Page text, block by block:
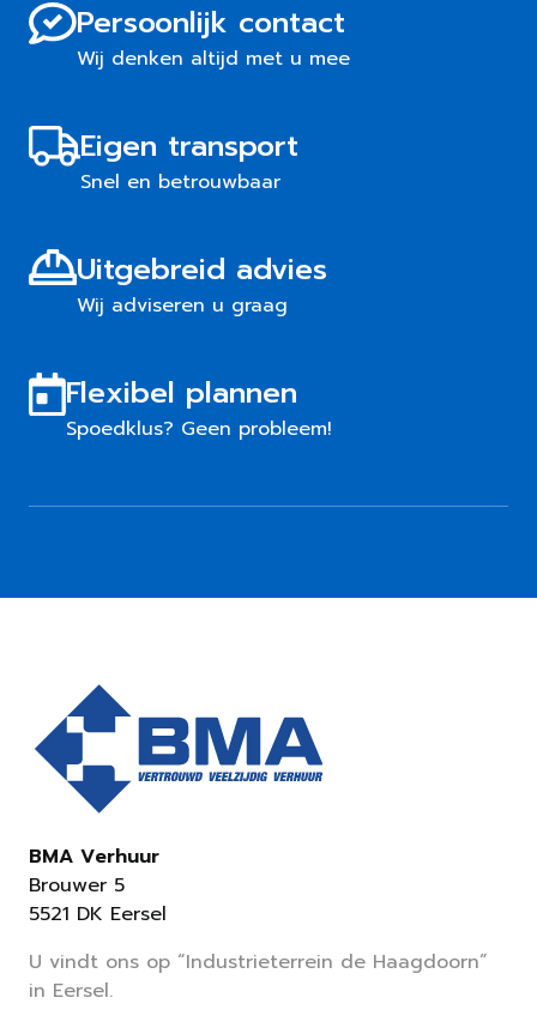
Persoonlijk contact
Wij denken altijd met u mee
Eigen transport
Snel en betrouwbaar
Uitgebreid advies
Wij adviseren u graag
Flexibel plannen
Spoedklus? Geen probleem!
BMA Verhuur
Brouwer 5
5521 DK Eersel
U vindt ons op “Industrieterrein de Haagdoorn”
in Eersel.